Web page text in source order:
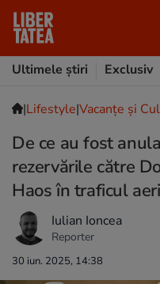
Ultimele știri
Exclusiv
|Lifestyle|Vacanțe și
De ce au fost
rezervările către
Haos în traficul
Iulian Ioncea
Reporter
30 iun. 2025, 14:38